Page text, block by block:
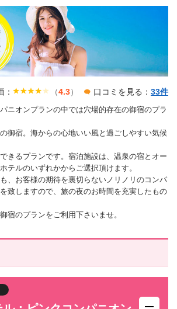
： （4.3） 口コミを見る： 33件
ニオンプランの中では穴場的存在の御宿のプラ
御宿。海からの心地いい風と過ごしやすい気候
きるプランです。宿泊施設は、温泉の宿とオー
テルのいずれかからご選択頂けます。
、お客様の期待を裏切らないノリノリのコンパ
致しますので、旅の夜のお時間を充実したもの
宿のプランをご利用下さいませ。